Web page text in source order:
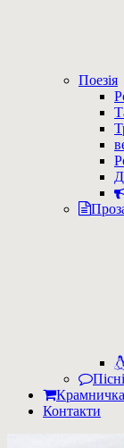
Поезія
Пісні
Крамничка
Контакти